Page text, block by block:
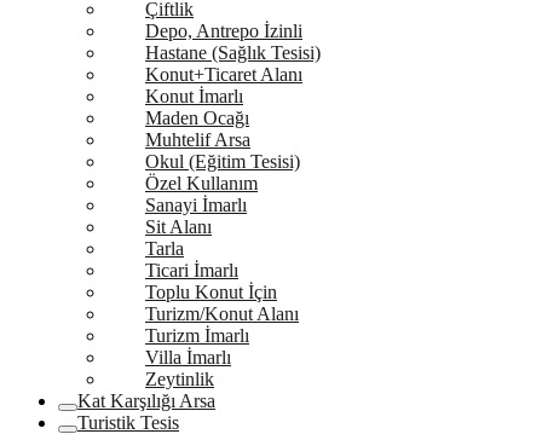
Çiftlik
Depo, Antrepo İzinli
Hastane (Sağlık Tesisi)
Konut+Ticaret Alanı
Konut İmarlı
Maden Ocağı
Muhtelif Arsa
Okul (Eğitim Tesisi)
Özel Kullanım
Sanayi İmarlı
Sit Alanı
Tarla
Ticari İmarlı
Toplu Konut İçin
Turizm/Konut Alanı
Turizm İmarlı
Villa İmarlı
Zeytinlik
Kat Karşılığı Arsa
Turistik Tesis